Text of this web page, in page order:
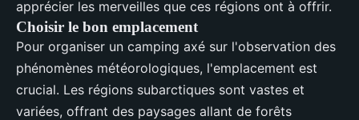
apprécier les merveilles que ces régions ont à offrir.
Choisir le bon emplacement
Pour organiser un camping axé sur l'observation des
phénomènes météorologiques, l'emplacement est
crucial. Les régions subarctiques sont vastes et
variées, offrant des paysages allant de forêts